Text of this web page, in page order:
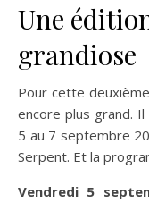
Une
grandiose
Pour cette
encore plus grand.
5 au 7 septembre
Serpent. Et la
Vendredi 5